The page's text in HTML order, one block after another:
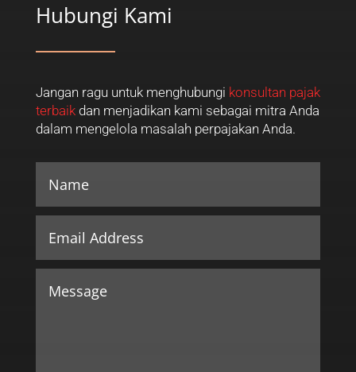
Hubungi Kami
Jangan ragu untuk menghubungi konsultan pajak
terbaikdan menjadikan kami sebagai mitra Anda
dalam mengelola masalah perpajakan Anda.